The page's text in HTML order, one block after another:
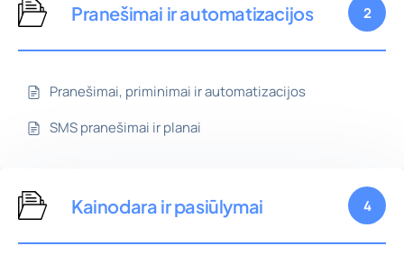
Pranešimai ir automatizacijos 2
Pranešimai, priminimai ir automatizacijos
SMS pranešimai ir planai
Kainodara ir pasiūlymai 4